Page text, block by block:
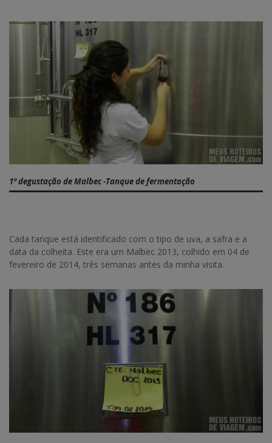
1ª degustação de Malbec -Tanque de fermentação
Cada tanque está identificado com o tipo de uva, a safra e a
data da colheita. Este era um Malbec 2013, colhido em 04 de
fevereiro de 2014, três semanas antes da minha visita.